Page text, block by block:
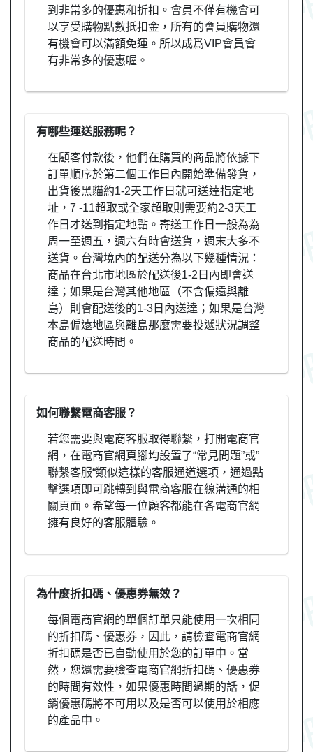
到非常多的優惠和折扣。會員不僅有機會可
以享受購物點數抵扣金，所有的會員購物還
有機會可以滿額免運。所以成爲VIP會員會
有非常多的優惠喔。
有哪些運送服務呢？
在顧客付款後，他們在購買的商品將依據下
訂單順序於第二個工作日內開始準備發貨，
出貨後黑貓約1-2天工作日就可送達指定地
址，7 -11超取或全家超取則需要約2-3天工
作日才送到指定地點。寄送工作日一般為為
周一至週五，週六有時會送貨，週末大多不
送貨。台灣境內的配送分為以下幾種情況：
商品在台北市地區於配送後1-2日內即會送
達；如果是台灣其他地區（不含偏遠與離
島）則會配送後的1-3日內送達；如果是台灣
本島偏遠地區與離島那麼需要投遞狀況調整
商品的配送時間。
如何聯繫電商客服？
若您需要與電商客服取得聯繫，打開電商官
網，在電商官網頁腳均設置了“常見問題”或”
聯繫客服“類似這樣的客服通道選項，通過點
擊選項即可跳轉到與電商客服在線溝通的相
關頁面。希望每一位顧客都能在各電商官網
擁有良好的客服體驗。
為什麼折扣碼、優惠券無效？
每個電商官網的單個訂單只能使用一次相同
的折扣碼、優惠券，因此，請檢查電商官網
折扣碼是否已自動使用於您的訂單中。當
然，您還需要檢查電商官網折扣碼、優惠券
的時間有效性，如果優惠時間過期的話，促
銷優惠碼將不可用以及是否可以使用於相應
的產品中。